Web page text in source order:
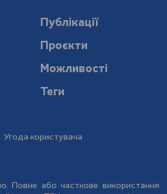
Публікації
Проєкти
Можливості
Теги
Угода користувача
Повне або часткове використання